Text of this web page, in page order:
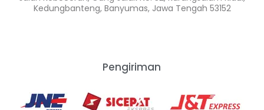
Kedungbanteng, Banyumas, Jawa Tengah 53152
Pengiriman